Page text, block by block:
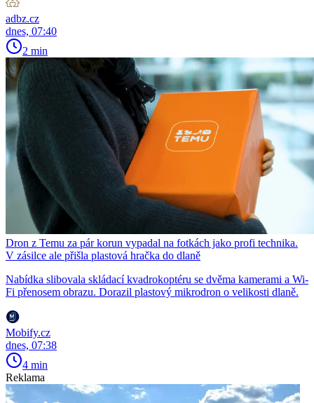
adbz.cz
dnes, 07:40
2 min
Dron z Temu za pár korun vypadal na fotkách jako profi technika.
V zásilce ale přišla plastová hračka do dlaně
Nabídka slibovala skládací kvadrokoptéru se dvěma kamerami a Wi-
Fi přenosem obrazu. Dorazil plastový mikrodron o velikosti dlaně.
Mobify.cz
dnes, 07:38
4 min
Reklama